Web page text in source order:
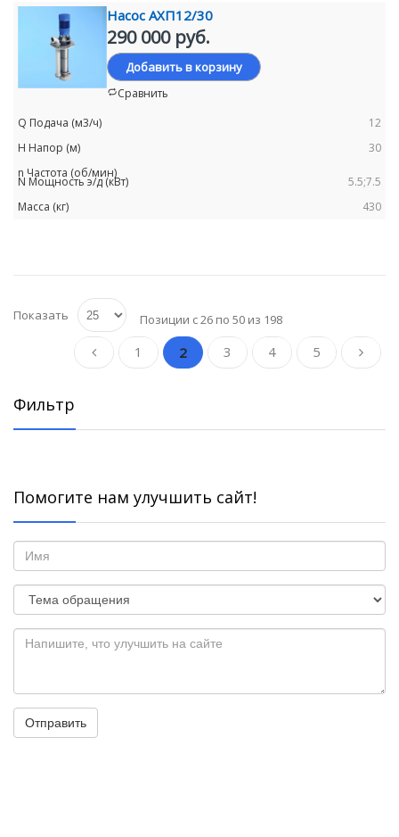
Насос АХП12/30
290 000 руб.
Добавить в корзину
Сравнить
12
30
5.5;7.5
430
Показать Позиции с 26 по 50 из 198
1 2 3 4 5
Фильтр
Помогите нам улучшить сайт!
Отправить